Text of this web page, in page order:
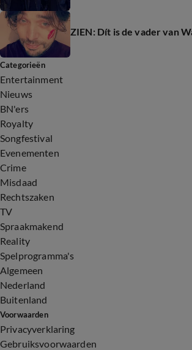
ZIEN: Dít is de vader van
Categorieën
Entertainment
Nieuws
BN'ers
Royalty
Songfestival
Evenementen
Crime
Misdaad
Rechtszaken
TV
Spraakmakend
Reality
Spelprogramma's
Algemeen
Nederland
Buitenland
Voorwaarden
Privacyverklaring
Gebruiksvoorwaarden